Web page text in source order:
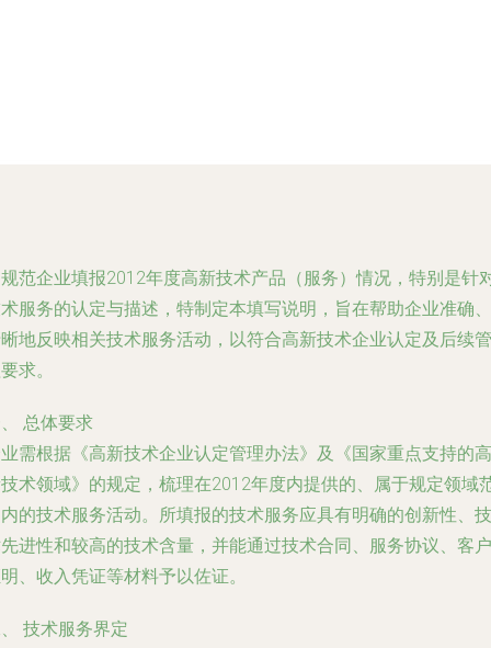
范企业填报2012年度高新技术产品（服务）情况，特别是针
服务的认定与描述，特制定本填写说明，旨在帮助企业准确、
地反映相关技术服务活动，以符合高新技术企业认定及后续管
求。
总体要求
需根据《高新技术企业认定管理办法》及《国家重点支持的高
术领域》的规定，梳理在2012年度内提供的、属于规定领域
的技术服务活动。所填报的技术服务应具有明确的创新性、技
进性和较高的技术含量，并能通过技术合同、服务协议、客户
、收入凭证等材料予以佐证。
技术服务界定